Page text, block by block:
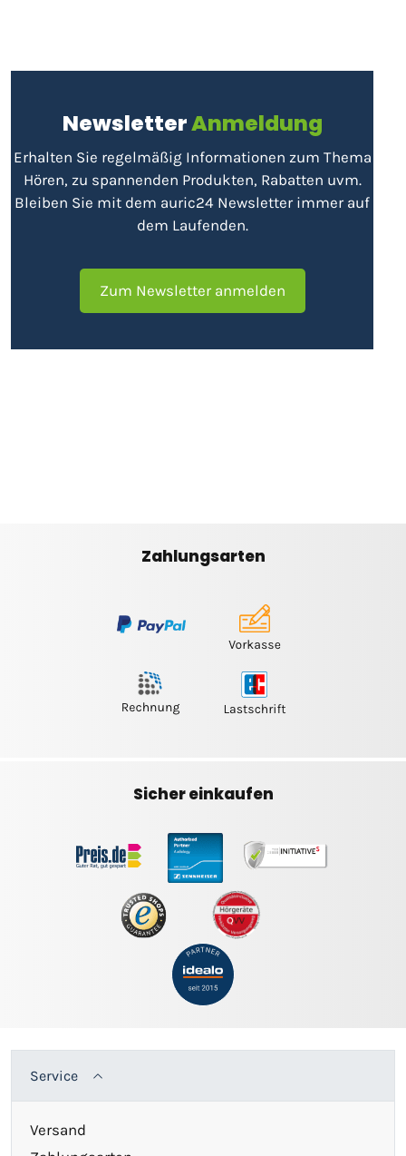
NewsletterAnmeldung
Erhalten Sie regelmäßig Informationen zum Thema
Hören, zu spannenden Produkten, Rabatten uvm.
Bleiben Sie mit dem auric24 Newsletter immer auf
dem Laufenden.
Zum Newsletter anmelden
Zahlungsarten
Sicher einkaufen
Service
Versand